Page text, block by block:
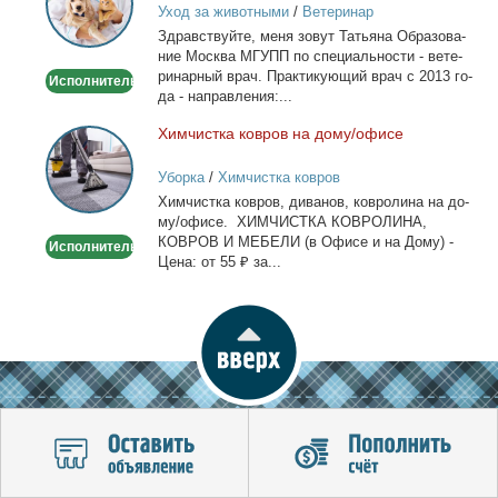
-
Выезд
дом
Исполнитель
Уход за животными/ Ветеринар
Здрав­ствуй­те, ме­ня зо­вут Та­тья­на Об­ра­зо­ва­
ние Москва МГУПП по спе­ци­аль­но­сти - ве­те­
ри­нар­ный врач. Прак­ти­ку­ю­щий врач с 2013 го­
да - на­прав­ле­ния:...
Химчистка
ковров
на
дому/
Исполнитель
Хим­чист­ка ков­ров на до­му/офи­се
Уборка/ Химчистка ковров
Хим­чист­ка ков­ров, ди­ва­нов, ков­ро­ли­на на до­
му/офи­се. ХИМЧИСТКА КОВРОЛИНА,
КОВРОВ И МЕБЕЛИ (в Офи­се и на До­му) -
Це­на: от 55 ₽ за...